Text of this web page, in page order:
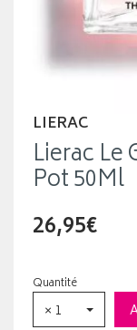
LIERAC
Lierac Le
Pot 50Ml
26,95€
Quantité
× 1